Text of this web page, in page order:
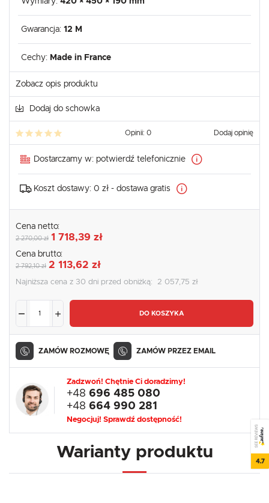
Gwarancja: 12 M
Cechy: Made in France
Zobacz opis produktu
Dodaj do schowka
Opinii: 0 Dodaj opinię
Dostarczamy w: potwierdź telefonicznie
Koszt dostawy: 0 zł - dostawa gratis
Cena netto:
2 270,00 zł 1 718,39 zł
Cena brutto:
2 792,10 zł 2 113,62 zł
Najniższa cena z 30 dni przed obniżką: 2 057,75 zł
DO KOSZYKA
ZAMÓW ROZMOWĘ ZAMÓW PRZEZ EMAIL
Zadzwoń! Chętnie Ci doradzimy!
+48 696 485 080
+48 664 990 281
Negocjuj! Sprawdź dostępność!
Warianty produktu
SEE REVIEWS
4.7